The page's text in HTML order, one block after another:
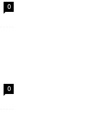
0
0